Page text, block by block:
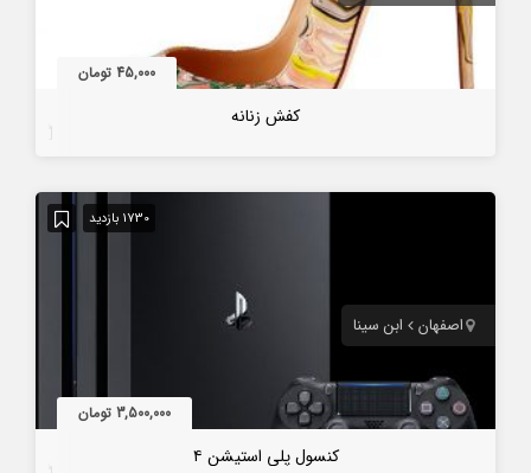
45,000 تومان
کفش زنانه
1730 بازدید
اصفهان ابن سینا
3,500,000 تومان
کنسول پلی استیشن ۴